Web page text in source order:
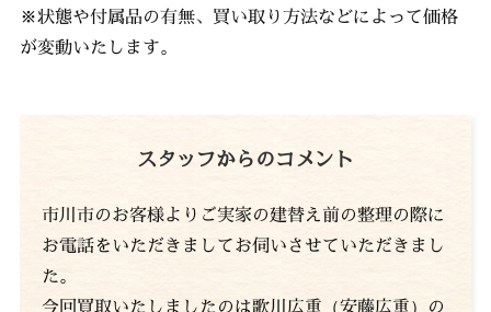
※状態や付属品の有無、買い取り方法などによって価格
が変動いたします。
スタッフからのコメント
市川市のお客様よりご実家の建替え前の整理の際に
お電話をいただきましてお伺いさせていただきまし
た。
今回買取いたしましたのは歌川広重（安藤広重）の